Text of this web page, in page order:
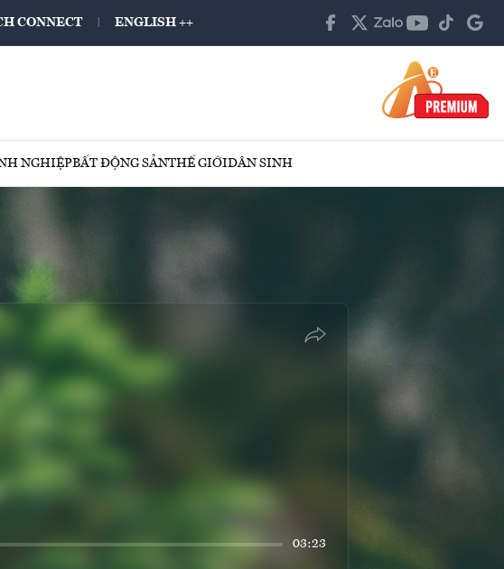
CONNECT ENGLISH ++
NGHIỆPBẤT ĐỘNG SẢNTHẾ GIỚIDÂN SINH
03:23